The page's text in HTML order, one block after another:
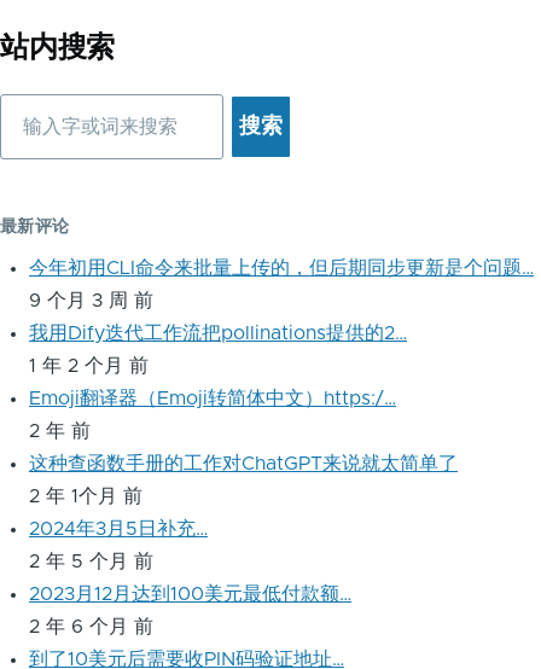
站内搜索
最新评论
今年初用CLI命令来批量上传的，但后期同步更新是个问题…
9 个月 3 周 前
我用Dify迭代工作流把pollinations提供的2…
1 年 2 个月 前
Emoji翻译器（Emoji转简体中文）https:/…
2 年 前
这种查函数手册的工作对ChatGPT来说就太简单了
2 年 1个月 前
2024年3月5日补充…
2 年 5 个月 前
2023月12月达到100美元最低付款额…
2 年 6 个月 前
到了10美元后需要收PIN码验证地址…